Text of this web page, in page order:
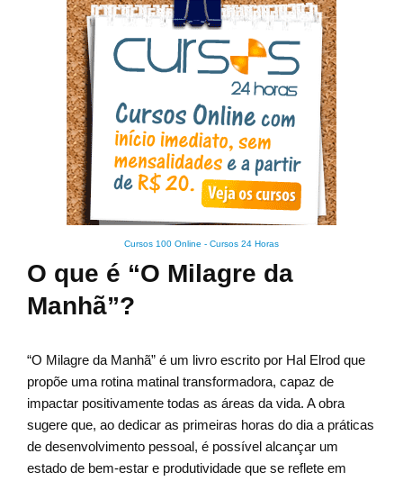
Cursos 100 Online - Cursos 24 Horas
O que é “O Milagre da
Manhã”?
“O Milagre da Manhã” é um livro escrito por Hal Elrod que
propõe uma rotina matinal transformadora, capaz de
impactar positivamente todas as áreas da vida. A obra
sugere que, ao dedicar as primeiras horas do dia a práticas
de desenvolvimento pessoal, é possível alcançar um
estado de bem-estar e produtividade que se reflete em